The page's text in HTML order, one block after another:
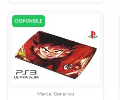
DISPONIBLE
Marca: Generico